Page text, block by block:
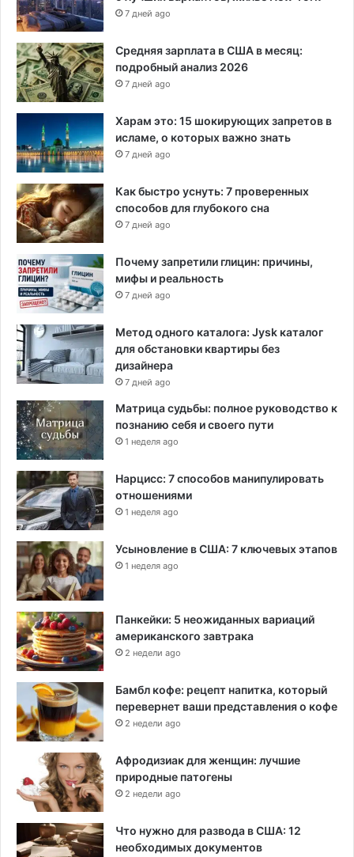
у
м
с
т
в
е
н
ы
х
а
р
ш
е
н
и
7 дней ago
Средняя зарплата в США в месяц:
подробный анализ 2026
7 дней ago
Харам это: 15 шокирующих запретов в
исламе, о которых важно знать
7 дней ago
Как быстро уснуть: 7 проверенных
способов для глубокого сна
7 дней ago
Почему запретили глицин: причины,
мифы и реальность
7 дней ago
Метод одного каталога: Jysk каталог
для обстановки квартиры без
дизайнера
7 дней ago
Матрица судьбы: полное руководство к
познанию себя и своего пути
1 неделя ago
Нарцисс: 7 способов манипулировать
отношениями
1 неделя ago
Усыновление в США: 7 ключевых этапов
1 неделя ago
Панкейки: 5 неожиданных вариаций
американского завтрака
2 недели ago
Бамбл кофе: рецепт напитка, который
перевернет ваши представления о кофе
2 недели ago
Афродизиак для женщин: лучшие
природные патогены
2 недели ago
Что нужно для развода в США: 12
необходимых документов